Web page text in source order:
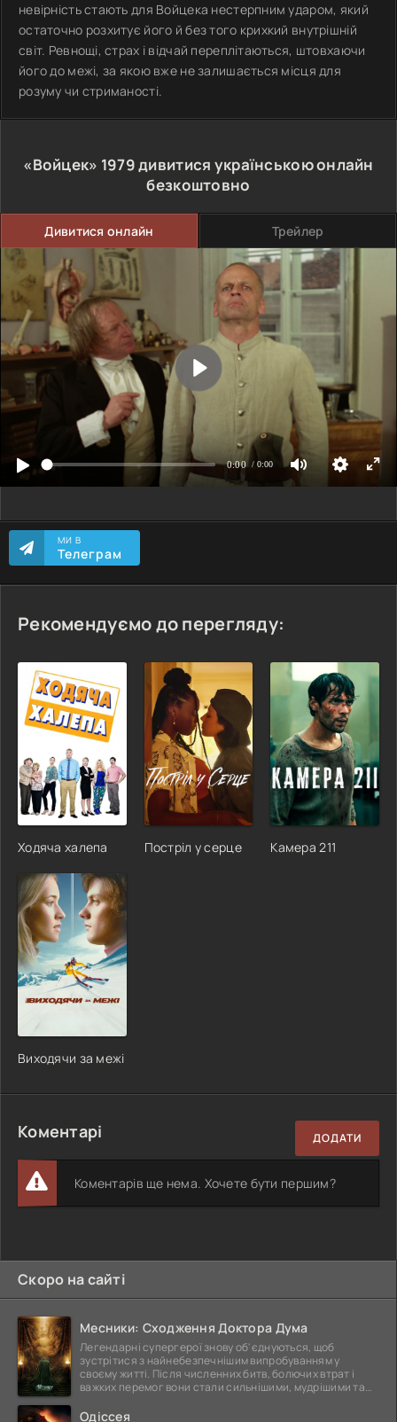
невірність стають для Войцека нестерпним ударом, який
остаточно розхитує його й без того крихкий внутрішній
світ. Ревнощі, страх і відчай переплітаються, штовхаючи
його до межі, за якою вже не залишається місця для
розуму чи стриманості.
«Войцек» 1979дивитися українською онлайн
безкоштовно
Дивитися онлайн Трейлер
МИ В
Телеграм
Рекомендуємо до перегляду:
Ходяча халепа Постріл у серце Камера 211
Виходячи за межі
Коментарі ДОДАТИ
Коментарів ще нема. Хочете бути першим?
Скоро на сайті
Месники: Сходження Доктора Дума
Легендарні супергерої знову об'єднуються, щоб
зустрітися з найнебезпечнішим випробуванням у
своєму житті. Після численних битв, болючих втрат і
важких перемог вони стали сильнішими, мудрішими та
Одіссея